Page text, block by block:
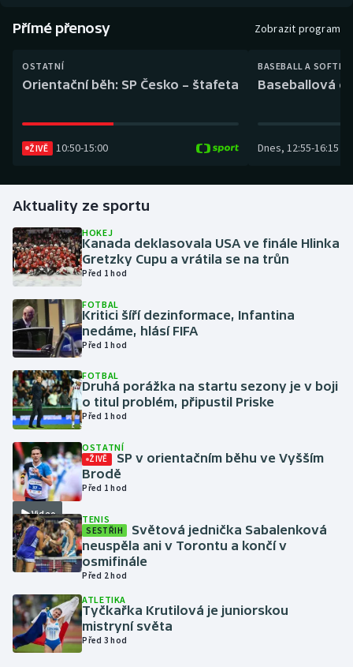
Dostihy
Florbal
Házená
Jezdectví
Judo
Krasobruslení
Lezení
Lyže a snowboard
Motorsport
Olympijské hry
Parasport
Plážový volejbal
Přímé přenosy Zobrazit program
OSTATNÍ
Orientační běh: SP Česko – štafeta
ŽIVĚ 10:50-15:00
BASEBALL A
Baseballová
Dnes, 12:55-16:15
Aktuality ze sportu
HOKEJ
Kanada deklasovala USA ve finále Hlinka
Gretzky Cupu a vrátila se na trůn
Před 1 hod
FOTBAL
Kritici šíří dezinformace, Infantina
nedáme, hlásí FIFA
Před 1 hod
FOTBAL
Druhá porážka na startu sezony je v boji
o titul problém, připustil Priske
Před 1 hod
Video
OSTATNÍ
ŽIVĚ
SP v orientačním běhu ve Vyšším
Brodě
Před 1 hod
TENIS
SESTŘIH
Světová jednička Sabalenková
neuspěla ani v Torontu a končí v
osmifinále
Před 2 hod
ATLETIKA
Tyčkařka Krutilová je juniorskou
mistryní světa
Před 3 hod